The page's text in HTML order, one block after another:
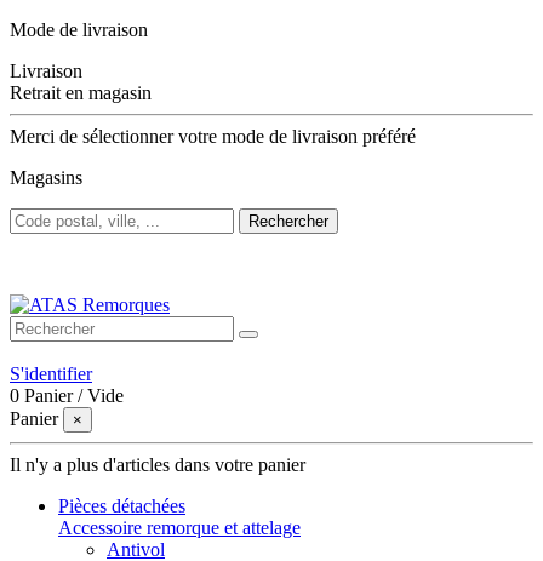
Mode de livraison
Livraison
Retrait en magasin
Merci de sélectionner votre mode de livraison préféré
Magasins
Rechercher
S'identifier
0 Panier /Vide
Panier
×
Il n'y a plus d'articles dans votre panier
Pièces détachées
Accessoire remorque et attelage
Antivol